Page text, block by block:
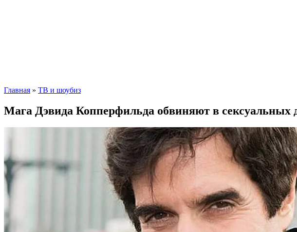
Главная » ТВ и шоубиз
Мага Дэвида Копперфильда обвиняют в сексуальных